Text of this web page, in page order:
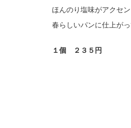
ほんのり塩味がアクセ
春らしいパンに仕上がっ
１個 ２３５円